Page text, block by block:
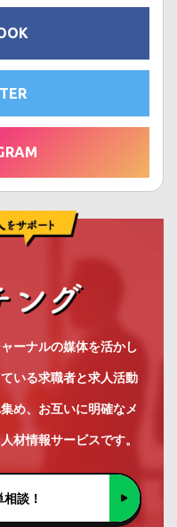
ーナルの媒体を活かし
いる求職者と求人活動
め、お互いに明確なメ
材情報サービスです。
談！